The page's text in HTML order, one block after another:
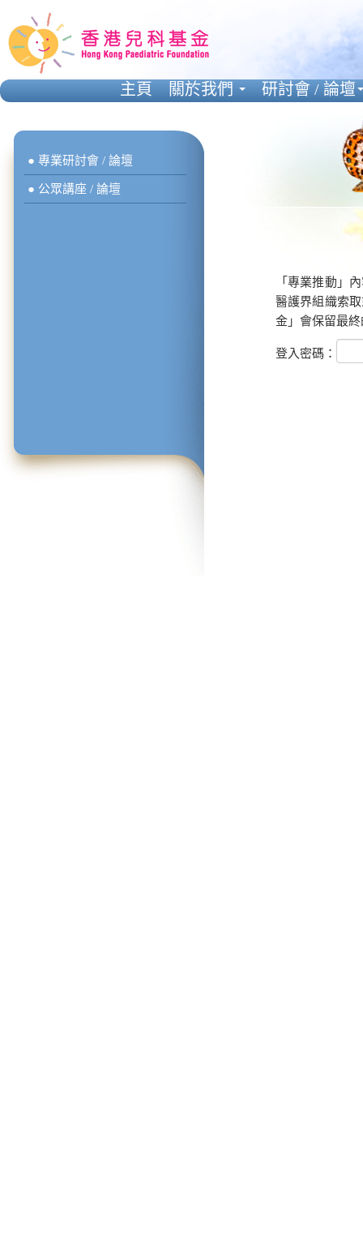
● 專業研討會 / 論壇
● 公眾講座 / 論壇
「專業推動」
醫護界組織索
金」會保留最
登入密碼：
主頁 關於我們 研討會 / 論壇